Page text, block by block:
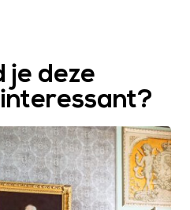
je deze